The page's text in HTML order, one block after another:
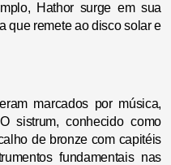
Hathor surge em sua
que remete ao disco solar e
marcados por música,
sistrum, conhecido como
de bronze com capitéis
fundamentais nas